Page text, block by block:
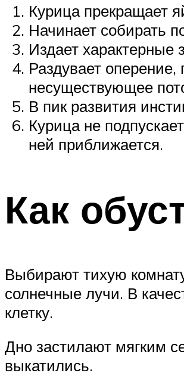
Курица прекращает
Начинает собирать
Издает характерные
Раздувает
несуществующее
В пик развития
Курица не
ней приближается.
Как
Выбирают тихую
солнечные лучи. В
клетку.
Дно застилают мягким
выкатились.